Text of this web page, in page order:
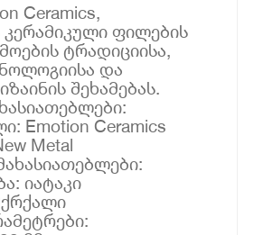
Ceramics,
ფილების
ტრადიციისა,
და
შეხამებას.
Emotion Ceramics
Metal
იატაკი